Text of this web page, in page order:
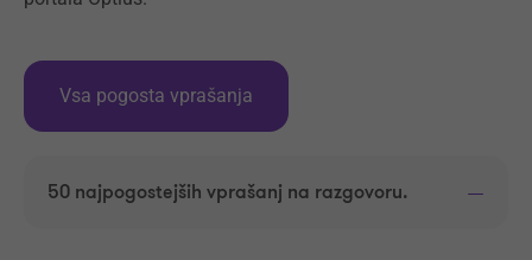
Vsa pogosta vprašanja
50 najpogostejših vprašanj na razgovoru.